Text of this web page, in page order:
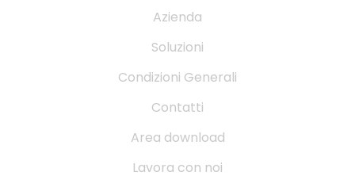
Azienda
Soluzioni
Condizioni Generali
Contatti
Area download
Lavora con noi